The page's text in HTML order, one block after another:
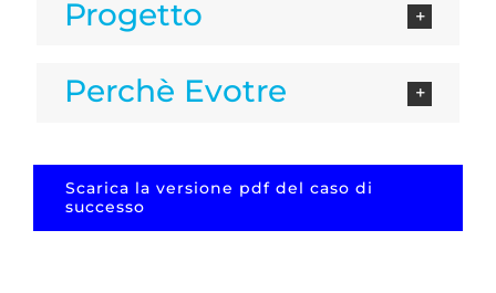
Progetto
Perchè Evotre
Scarica la versione pdf del caso di
successo